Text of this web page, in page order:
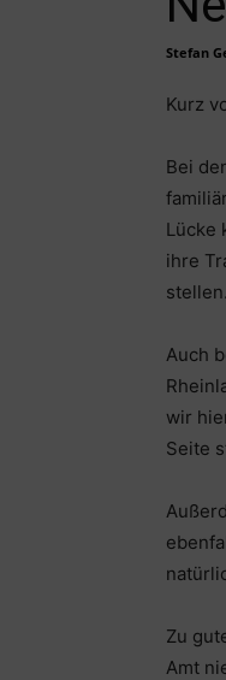
Stefan
Kurz
Bei
Lücke
ihre
stellen.
Auch
wir
Seite
Zu
Amt